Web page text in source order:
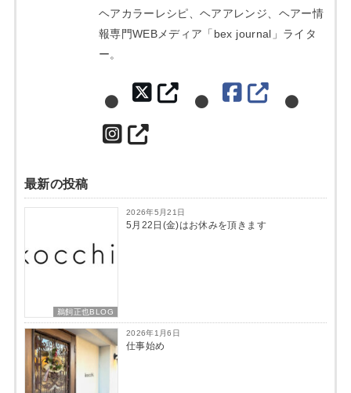
ヘアカラーレシピ、ヘアアレンジ、ヘアー情
報専門WEBメディア「bex journal」ライタ
ー。
最新の投稿
鵜飼正也BLOG
2026年5月21日
5月22日(金)はお休みを頂きます
2026年1月6日
仕事始め